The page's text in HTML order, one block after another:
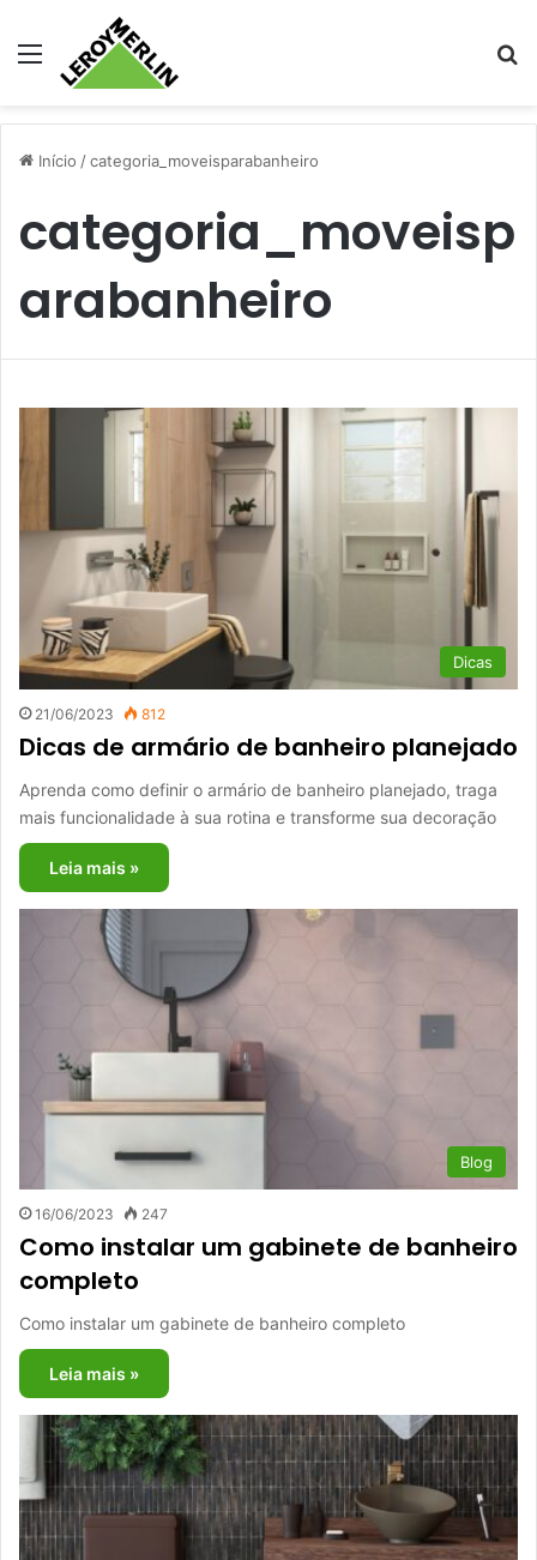
Menu
Início /categoria_moveisparabanheiro
categoria_moveisp
arabanheiro
Dicas
21/06/2023 812
Dicas de armário de banheiro planejado
Aprenda como definir o armário de banheiro planejado, traga
mais funcionalidade à sua rotina e transforme sua decoração
Leia mais »
Blog
16/06/2023 247
Como instalar um gabinete de banheiro
completo
Como instalar um gabinete de banheiro completo
Leia mais »